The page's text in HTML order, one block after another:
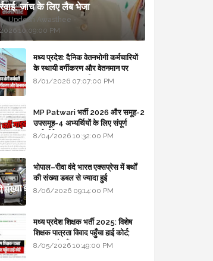
जांच के लिए लैब भेजा
Updesh Awasthee
10:09:00 PM
मध्य प्रदेश: दैनिक वेतनभोगी कर्मचारियों
के स्थायी वर्गीकरण और वेतनमान पर
सरकार का बड़ा स्पष्टीकरण
8/01/2026 07:07:00 PM
MP Patwari भर्ती 2026 और समूह-2
उपसमूह-4 अभ्यर्थियों के लिए संपूर्ण
मार्गदर्शिका
8/04/2026 10:32:00 PM
भोपाल–रीवा वंदे भारत एक्सप्रेस में बर्थों
की संख्या डबल से ज्यादा हुई
8/06/2026 09:14:00 PM
मध्य प्रदेश शिक्षक भर्ती 2025: विशेष
शिक्षक पात्रता विवाद पहुँचा हाई कोर्ट;
सरकार से माँगा जवाब
8/05/2026 10:49:00 PM